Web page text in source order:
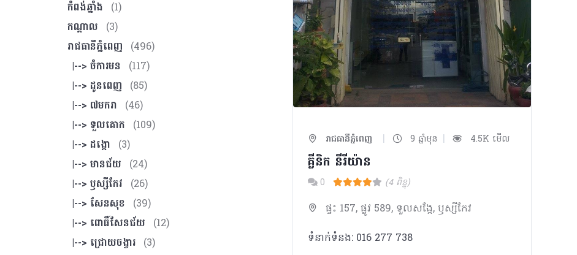
កំពង់ឆ្នាំង
(1)
កណ្ដាល
(3)
រាជធានីភ្នំពេញ
(496)
|--> ចំការមន
(117)
|--> ដូនពេញ
(85)
|--> ៧មករា
(46)
|--> ទួលគោក
(109)
|--> ដង្កោ
(3)
|--> មានជ័យ
(24)
|--> ឫស្សីកែវ
(26)
|--> សែនសុខ
(39)
|--> ពោធិ៍សែនជ័យ
(12)
|--> ជ្រោយចង្វារ (3)
រាជធានីភ្នំពេញ | 9 ឆ្នាំមុន | 4.5K មើល
គ្លីនិក នីរីយ៉ាន
0 (4 ពិន្ទុ)
ផ្ទះ 157, ផ្លូវ 589, ទួលសង្កែ, ឫស្សីកែវ
ទំនាក់ទំនង: 016 277 738